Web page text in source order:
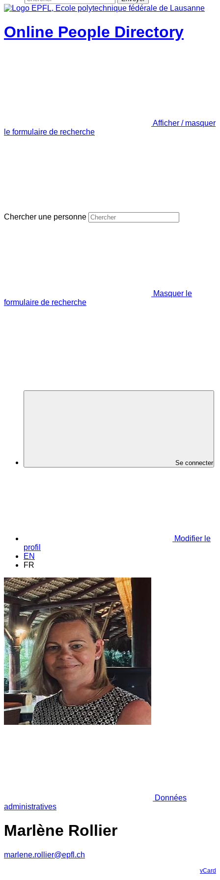
Online People Directory
Afficher / masquer
le formulaire de recherche
Chercher une personne
Masquer le
formulaire de recherche
Se connecter
Modifier le
profil
EN
FR
Données
administratives
Marlène Rollier
marlene.rollier@epfl.ch
vCard